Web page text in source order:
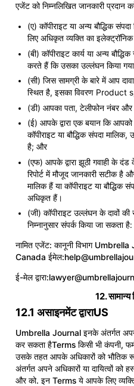
एजेंट को निम्नलिखित जानकारी प्रदान
(ए) कॉपीराइट या अन्य बौद्धिक
लिए अधिकृत व्यक्ति का इलेक्ट्रॉनिक
(बी) कॉपीराइट कार्य या अन्य
करते हैं कि उसका उल्लंघन किया
(सी) जिस सामग्री के बारे में आप
स्थित है, इसका विवरण Product
(डी) आपका पता, टेलीफोन नंबर और
(ई) आपके द्वारा एक बयान कि आपको
कॉपीराइट या बौद्धिक संपदा
है; और
(एफ) आपके द्वारा झूठी गवाही के
रिपोर्ट में मौजूद जानकारी सटीक है
मालिक हैं या कॉपीराइट या
अधिकृत हैं।
(जी) कॉपीराइट उल्लंघन के दावों
निम्नानुसार संपर्क किया जा सकता है:
नामित एजेंट: कानूनी विभाग
Canada ईमेल:
ई-मेल द्वारा:
12. सामान्य
12.1 असाइनमेंट द्वाराUS
Umbrella Journal इनके अंतर्गत अपने
कर सकता हैTerms किसी भी कंपनी,
उसके तहत आपके अधिकारों को भौतिक
अंतर्गत अपने अधिकारों या दायित्वों को
और को. इन Terms ये आपके लिए